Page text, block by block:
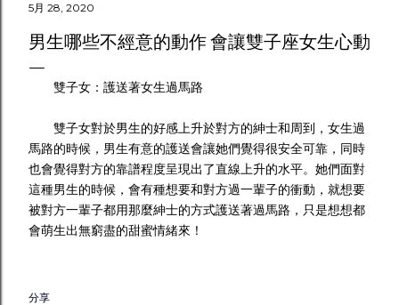
5月 28, 2020
男生哪些不經意的動作 會讓雙子座女生心動
雙子女：護送著女生過馬路
雙子女對於男生的好感上升於對方的紳士和周到，女生過
馬路的時候，男生有意的護送會讓她們覺得很安全可靠，同時
也會覺得對方的靠譜程度呈現出了直線上升的水平。她們面對
這種男生的時候，會有種想要和對方過一輩子的衝動，就想要
被對方一輩子都用那麼紳士的方式護送著過馬路，只是想想都
會萌生出無窮盡的甜蜜情緒來！
分享